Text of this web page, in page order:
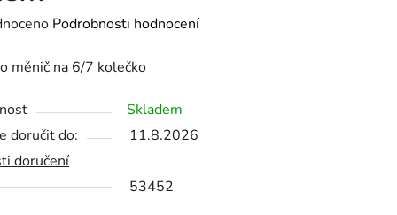
Podrobnosti hodnocení
měnič na 6/7 kolečko
Skladem
doručit do:
11.8.2026
doručení
53452